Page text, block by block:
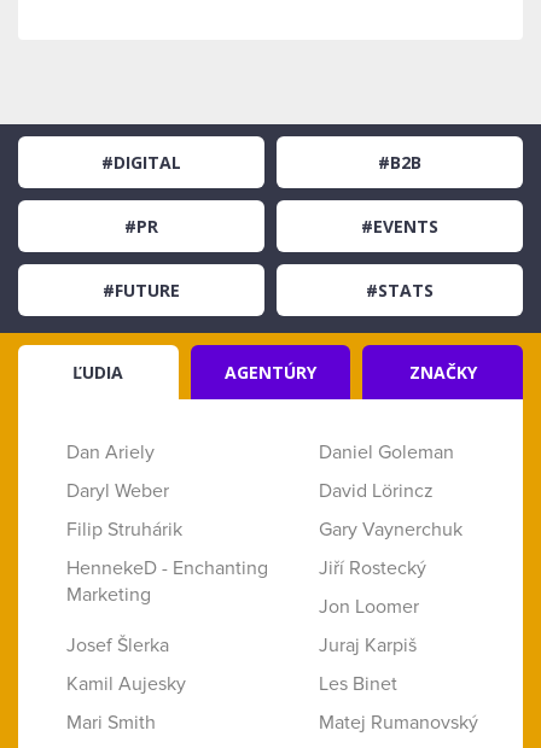
#DIGITAL #B2B
#PR #EVENTS
#FUTURE #STATS
ĽUDIA AGENTÚRY ZNAČKY
Dan Ariely
Daniel Goleman
Daryl Weber
David Lörincz
Filip Struhárik
Gary Vaynerchuk
HennekeD - Enchanting
Marketing
Jiří Rostecký
Jon Loomer
Josef Šlerka
Juraj Karpiš
Kamil Aujesky
Les Binet
Mari Smith
Matej Rumanovský